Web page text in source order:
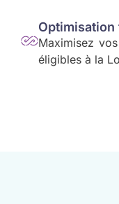
Optimisation
Maximisez
éligibles à la